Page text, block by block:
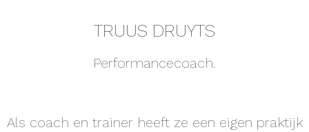
TRUUS DRUYTS
Performancecoach.
Als coach en trainer heeft ze een eigen praktijk